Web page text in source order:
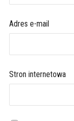
Adres e-mail
Stron internetowa